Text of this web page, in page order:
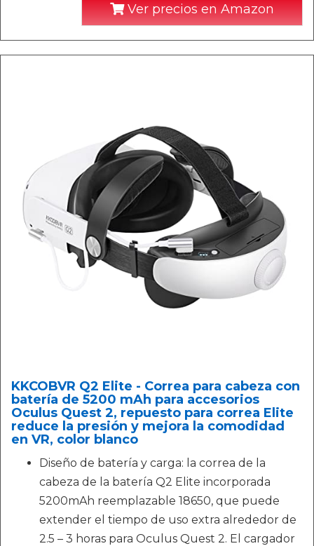
Ver precios en Amazon
KKCOBVR Q2 Elite - Correa para cabeza con
batería de 5200 mAh para accesorios
Oculus Quest 2, repuesto para correa Elite
reduce la presión y mejora la comodidad
en VR, color blanco
Diseño de batería y carga: la correa de la
cabeza de la batería Q2 Elite incorporada
5200mAh reemplazable 18650, que puede
extender el tiempo de uso extra alrededor de
2.5 – 3 horas para Oculus Quest 2. El cargador